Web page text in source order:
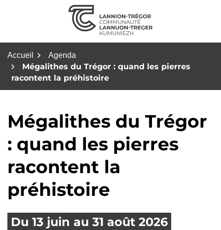
Accueil Agenda
Mégalithes du Trégor : quand les pierres
racontent la préhistoire
Mégalithes du Trégor
: quand les pierres
racontent la
préhistoire
Du 13 juin au 31 août 2026